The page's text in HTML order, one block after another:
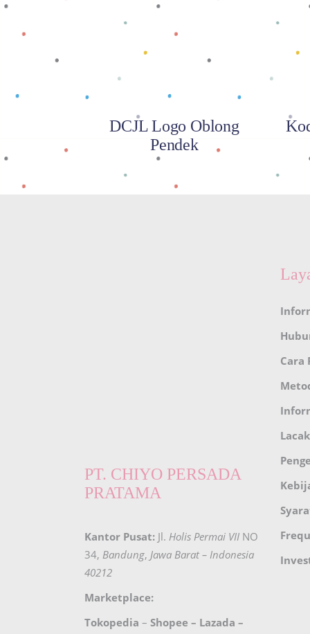
Baca selengkapnya
DCJL Logo Oblong
Pendek
PT. CHIYO PERSADA
PRATAMA
Kantor Pusat: Jl. Holis Permai VII NO
34, Bandung, Jawa Barat – Indonesia
40212
Marketplace:
Tokopedia – Shopee – Lazada –
Cara